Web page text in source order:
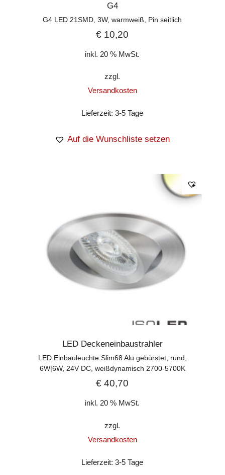
G4
G4 LED 21SMD, 3W, warmweiß, Pin seitlich
€ 10,20
inkl. 20 % MwSt.
zzgl.
Versandkosten
Lieferzeit:3-5 Tage
Auf die Wunschliste setzen
LED Deckeneinbaustrahler
LED Einbauleuchte Slim68 Alu gebürstet, rund,
6W|6W, 24V DC, weißdynamisch 2700-5700K
€ 40,70
inkl. 20 % MwSt.
zzgl.
Versandkosten
Lieferzeit:3-5 Tage